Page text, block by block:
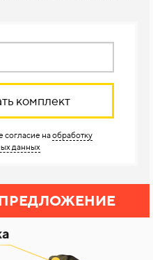
комплект
согласие наобработку
данных